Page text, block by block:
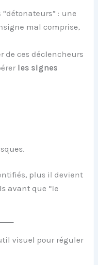
: une
mal comprise,
de ces déclencheurs
les signes
plus il devient
avant que “le
visuel pour réguler